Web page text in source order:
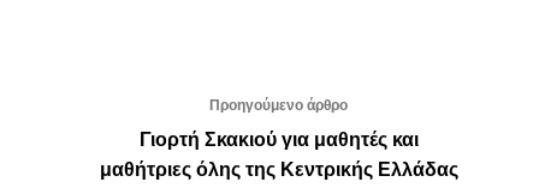
Προηγούμενο άρθρο
Γιορτή Σκακιού για μαθητές και
μαθήτριες όλης της Κεντρικής Ελλάδας